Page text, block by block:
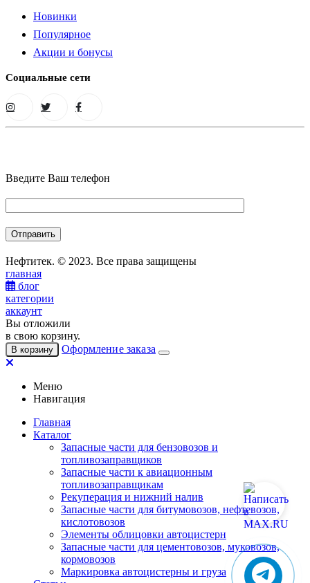
Новинки
Популярное
Акции и бонусы
Социальные сети
Введите Ваш телефон
Нефтитек. © 2023. Все права защищены
главная
блог
категории
аккаунт
Вы отложили
в свою корзину.
В корзину Оформление заказа
Меню
Навигация
Главная
Каталог
Запасные части для бензовозов и
топливозаправщиков
Запасные части к авиационным
топливозаправщикам
Рекуперация и нижний налив
Запасные части для битумовозов, нефтевозов,
кислотовозов
Элементы облицовки автоцистерн
Запасные части для цементовозов, муковозов,
кормовозов
Маркировка автоцистерны и груза